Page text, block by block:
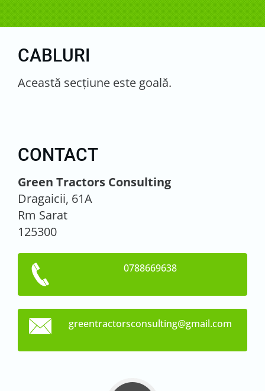
CABLURI
Această secţiune este goală.
CONTACT
Green Tractors Consulting
Dragaicii, 61A
Rm Sarat
125300
0788669638
greentractorsconsulting@gmail.com